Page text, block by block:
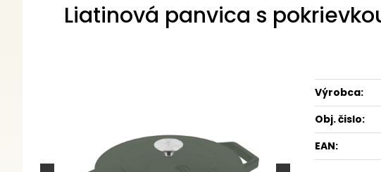
Liatinová panvica s
Výrobca:
Obj. čislo:
EAN: